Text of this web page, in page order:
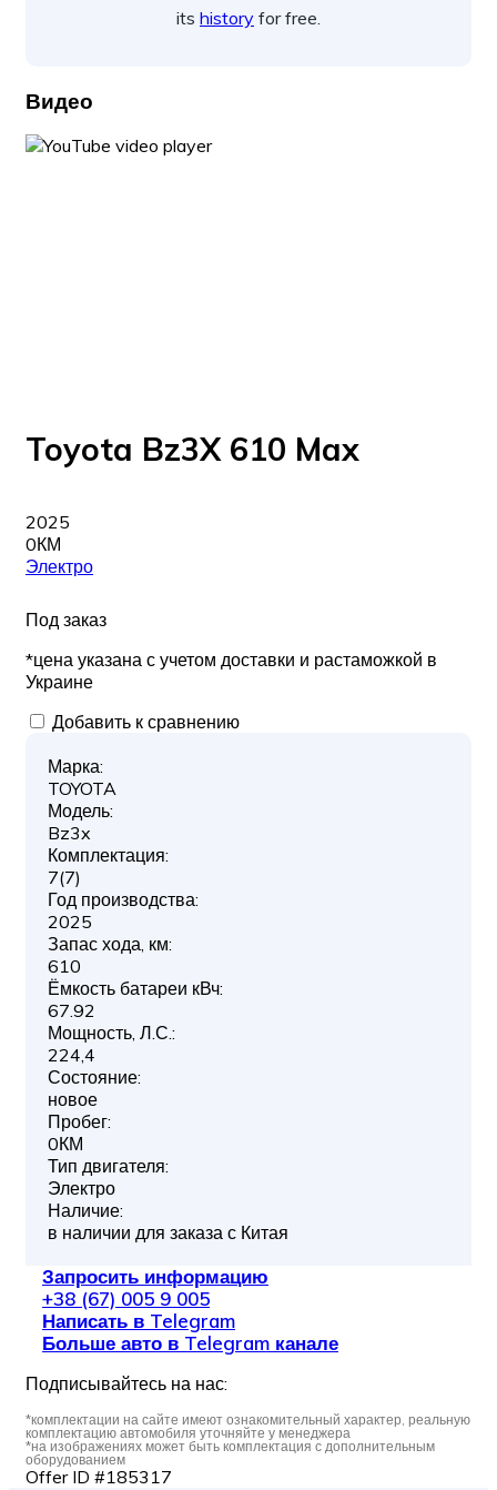
its history for free.
Видео
Toyota Bz3X 610 Max
2025
0КМ
Электро
Под заказ
*цена указана с учетом доставки и растаможкой в
Украине
Добавить к сравнению
Марка:
TOYOTA
Модель:
Bz3x
Комплектация:
7(7)
Год производства:
2025
Запас хода, км:
610
Ёмкость батареи кВч:
67.92
Мощность, Л.С.:
224,4
Состояние:
новое
Пробег:
0КМ
Тип двигателя:
Электро
Наличие:
в наличии для заказа с Китая
Запросить информацию
+38 (67) 005 9 005
Написать в Telegram
Больше авто в Telegram канале
Подписывайтесь на нас:
*комплектации на сайте имеют ознакомительный характер, реальную
комплектацию автомобиля уточняйте у менеджера
*на изображениях может быть комплектация с дополнительным
оборудованием
Offer ID #185317